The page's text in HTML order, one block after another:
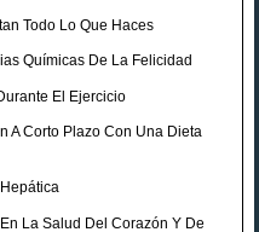
Todo Lo Que Haces
Químicas De La Felicidad
El Ejercicio
A Corto Plazo Con Una Dieta
La Salud Del Corazón Y De